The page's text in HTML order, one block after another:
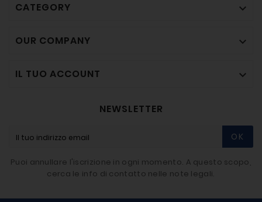
CATEGORY 
OUR COMPANY 
IL TUO ACCOUNT 
NEWSLETTER
OK
Puoi annullare l'iscrizione in ogni momento. A questo scopo,
cerca le info di contatto nelle note legali.